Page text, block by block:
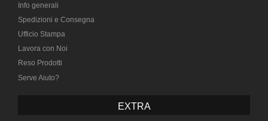
Info generali
Spedizioni e Consegna
Ufficio Stampa
Lavora con Noi
Reso Prodotti
Serve Aiuto?
EXTRA